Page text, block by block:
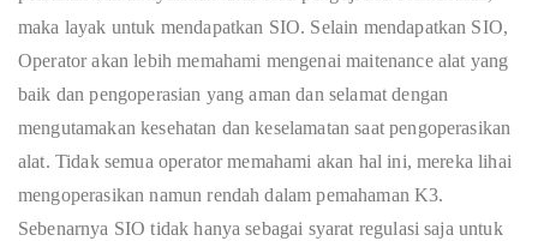
maka layak untuk mendapatkan SIO. Selain mendapatkan SIO,
Operator akan lebih memahami mengenai maitenance alat yang
baik dan pengoperasian yang aman dan selamat dengan
mengutamakan kesehatan dan keselamatan saat pengoperasikan
alat. Tidak semua operator memahami akan hal ini, mereka lihai
mengoperasikan namun rendah dalam pemahaman K3.
Sebenarnya SIO tidak hanya sebagai syarat regulasi saja untuk